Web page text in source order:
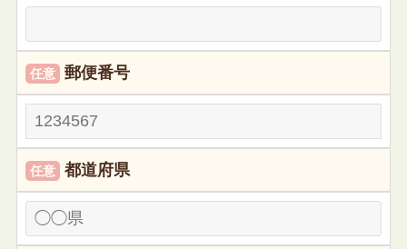
任意 郵便番号
任意 都道府県